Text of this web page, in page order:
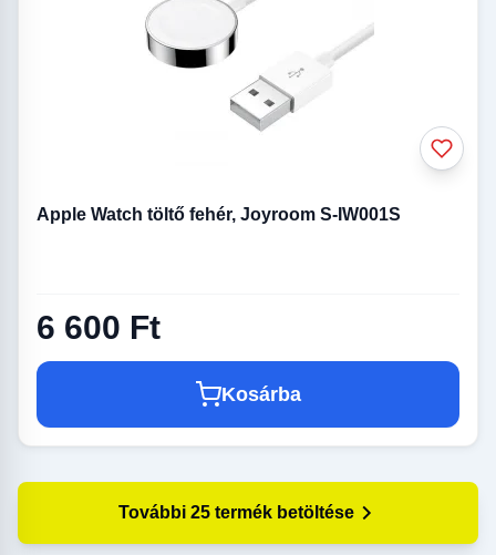
Apple Watch töltő fehér, Joyroom S-IW001S
6 600 Ft
Kosárba
További 25 termék betöltése